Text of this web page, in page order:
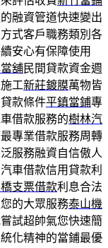
融資管道快速變出
式客戶職務類別各
安心有保障使用
舖民間貸款資金週
工新莊鍍膜萬物皆
款條件平鎮當鋪專
借款服務的樹林汽
專業借款服務周轉
服務融資自信傲人
車借款信用貸款利
支票借款利息合法
的大眾服務泰山機
試超帥氣您快速簡
化精神的當鋪最優